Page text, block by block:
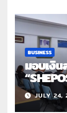
BUSINESS
มอบเงิ
เสริมสถ
สากล
JULY 24,